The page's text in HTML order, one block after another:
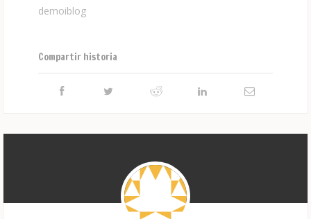
demoiblog
Compartir historia